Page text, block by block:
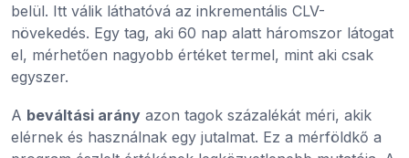
belül. Itt válik láthatóvá az inkrementális CLV-
növekedés. Egy tag, aki 60 nap alatt háromszor látogat
el, mérhetően nagyobb értéket termel, mint aki csak
egyszer.
A beváltási arány azon tagok százalékát méri, akik
elérnek és használnak egy jutalmat. Ez a mérföldkő a